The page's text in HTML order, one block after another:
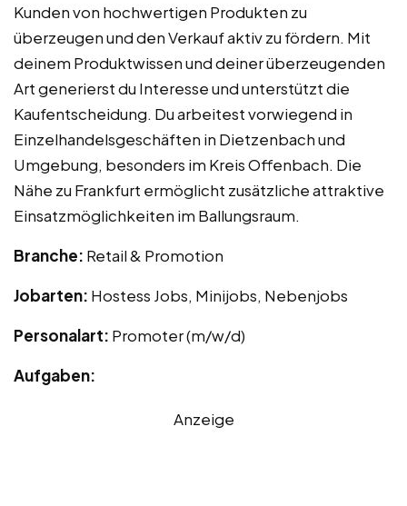
Kunden von hochwertigen Produkten zu
überzeugen und den Verkauf aktiv zu fördern. Mit
deinem Produktwissen und deiner überzeugenden
Art generierst du Interesse und unterstützt die
Kaufentscheidung. Du arbeitest vorwiegend in
Einzelhandelsgeschäften in Dietzenbach und
Umgebung, besonders im Kreis Offenbach. Die
Nähe zu Frankfurt ermöglicht zusätzliche attraktive
Einsatzmöglichkeiten im Ballungsraum.
Branche: Retail & Promotion
Jobarten: Hostess Jobs, Minijobs, Nebenjobs
Personalart: Promoter (m/w/d)
Aufgaben:
Anzeige